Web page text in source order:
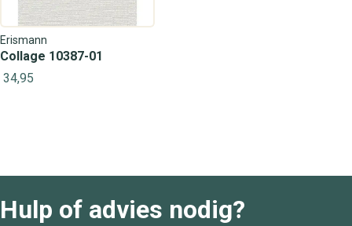
Erismann
Collage 10387-01
34,95
Hulp of advies nodig?